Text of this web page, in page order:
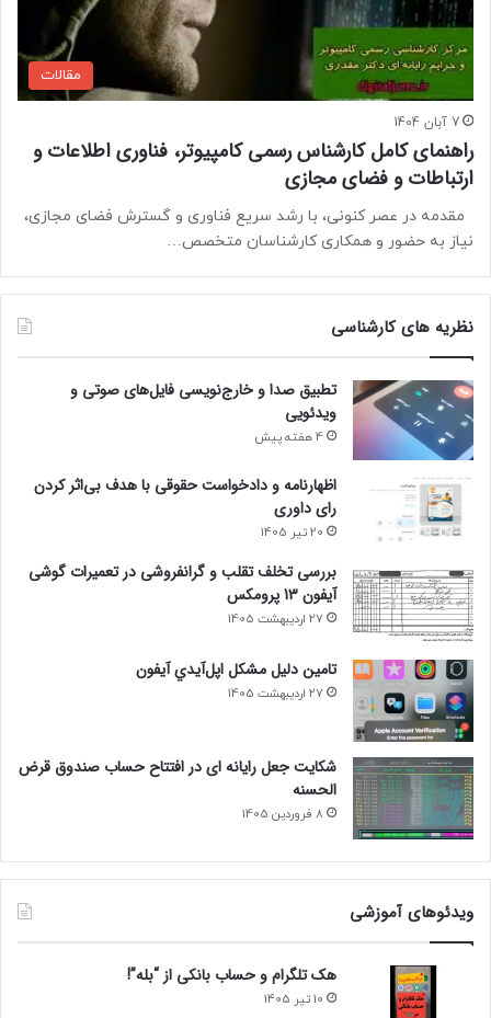
مقالات
7 آبان 1404
راهنمای کامل کارشناس رسمی کامپیوتر، فناوری اطلاعات و
ارتباطات و فضای مجازی
مقدمه در عصر کنونی، با رشد سریع فناوری و گسترش فضای مجازی،
نیاز به حضور و همکاری کارشناسان متخصص…
نظریه های کارشناسی
تطبیق صدا و خارج‌نویسی فایل‌های صوتی و
ویدئویی
4 هفته پیش
اظهارنامه و دادخواست حقوقی با هدف بی‌اثر کردن
رای داوری
20 تیر 1405
بررسی تخلف تقلب و گرانفروشی در تعمیرات گوشی
آیفون 13 پرومکس
27 اردیبهشت 1405
تامين دليل مشکل اپل‌آيدي آيفون
27 اردیبهشت 1405
شکایت جعل رایانه ای در افتتاح حساب صندوق قرض
الحسنه
8 فروردین 1405
ویدئوهای آموزشی
هک تلگرام و حساب بانکی از “بله”!
10 تیر 1405